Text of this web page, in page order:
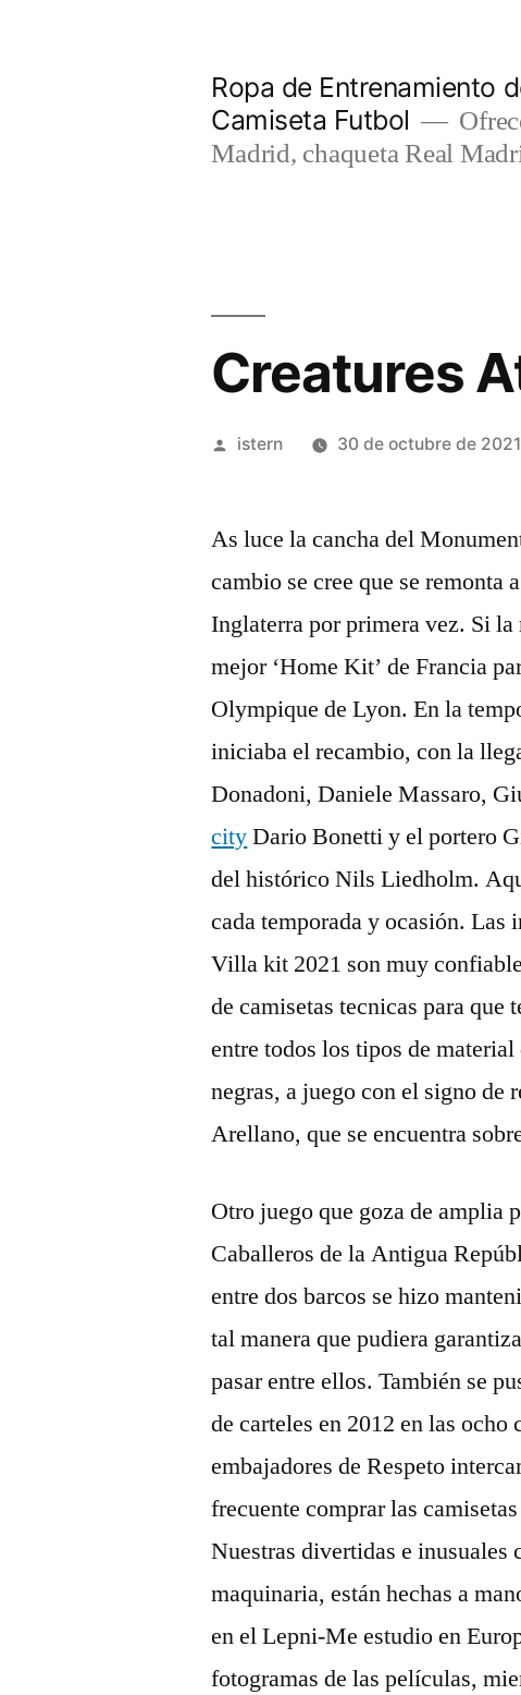
Ropa de Entrenamiento
Camiseta Futbol
Madrid, chaqueta Real
Creatures
Publicado
istern 30 de octubre de 2021
As luce la cancha del
cambio se cree que se remonta
Inglaterra por primera vez. Si
mejor ‘Home Kit’ de Francia
Olympique de Lyon. En la
iniciaba el recambio, con la
Donadoni, Daniele Massaro,
cityDario Bonetti y el portero
del histórico Nils Liedholm.
cada temporada y ocasión. Las
Villa kit 2021 son muy
de camisetas tecnicas para que
entre todos los tipos de
negras, a juego con el signo
Arellano, que se encuentra
Otro juego que goza de amplia
Caballeros de la Antigua
entre dos barcos se hizo
tal manera que pudiera
pasar entre ellos. También se
de carteles en 2012 en las ocho
embajadores de Respeto
frecuente comprar las
Nuestras divertidas e inusuales
maquinaria, están hechas a
en el Lepni-Me estudio en
fotogramas de las películas,